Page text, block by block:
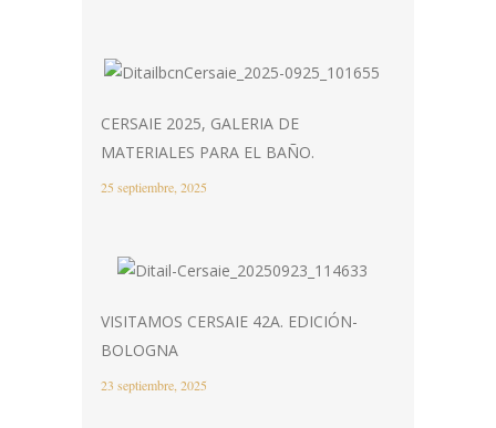
CERSAIE 2025, GALERIA DE
MATERIALES PARA EL BAÑO.
25 septiembre, 2025
VISITAMOS CERSAIE 42A. EDICIÓN-
BOLOGNA
23 septiembre, 2025